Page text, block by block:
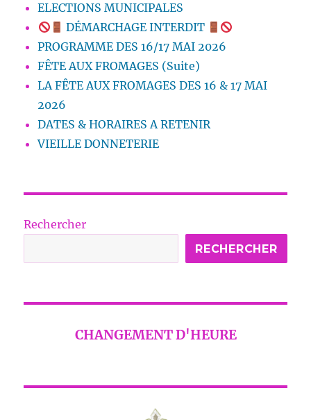
ELECTIONS MUNICIPALES
DÉMARCHAGE INTERDIT
PROGRAMME DES 16/17 MAI 2026
FÊTE AUX FROMAGES (Suite)
LA FÊTE AUX FROMAGES DES 16 & 17 MAI
2026
DATES & HORAIRES A RETENIR
VIEILLE DONNETERIE
Rechercher
RECHERCHER
CHANGEMENT D'HEURE